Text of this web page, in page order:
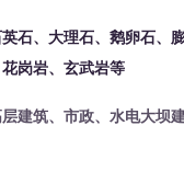
石、大理石、鹅卵石、
岗岩、玄武岩等
建筑、市政、水电大坝